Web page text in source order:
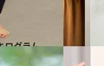
ログラム